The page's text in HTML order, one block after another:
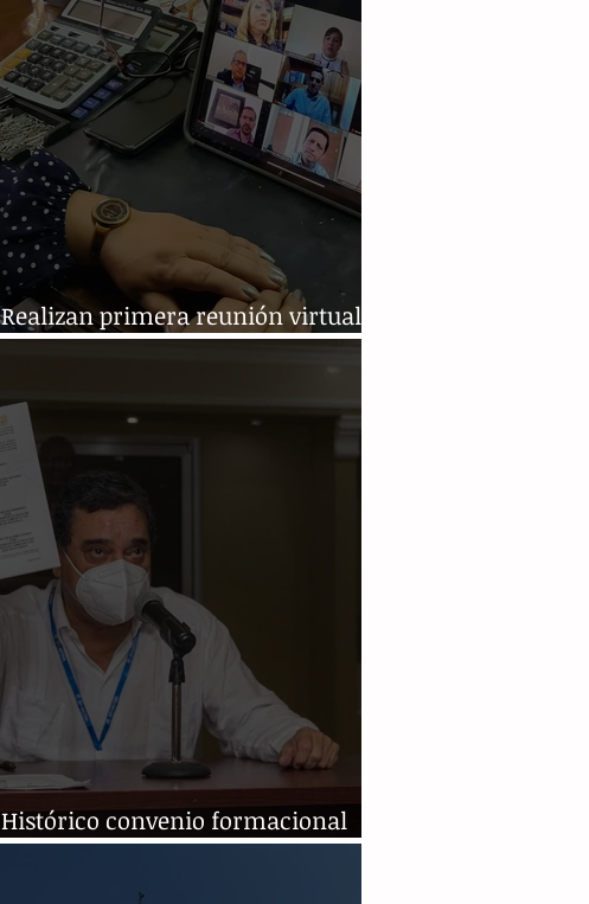
Realizan primera reunión virtual
de trabajo, Poder Judicial y Unach
Histórico convenio formacional
entre el Poder Judicial y la Unach